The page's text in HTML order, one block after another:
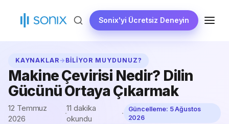
Sonix'yi Ücretsiz Deneyin MENÜ
KAYNAKLAR→ BILIYOR MUYDUNUZ?
Makine Çevirisi Nedir? Dilin
Gücünü Ortaya Çıkarmak
12 Temmuz
2026
·
11 dakika
okundu
· Güncelleme: 5 Ağustos
2026